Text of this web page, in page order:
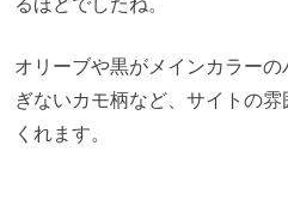
オリーブや黒がメインカラー
ぎないカモ柄など、サイトの
くれます。